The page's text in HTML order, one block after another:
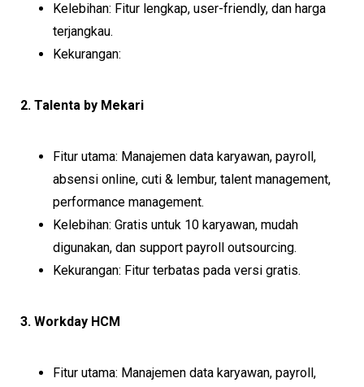
Kelebihan: Fitur lengkap, user-friendly, dan harga
terjangkau.
Kekurangan:
2. Talenta by Mekari
Fitur utama: Manajemen data karyawan, payroll,
absensi online, cuti & lembur, talent management,
performance management.
Kelebihan: Gratis untuk 10 karyawan, mudah
digunakan, dan support payroll outsourcing.
Kekurangan: Fitur terbatas pada versi gratis.
3. Workday HCM
Fitur utama: Manajemen data karyawan, payroll,